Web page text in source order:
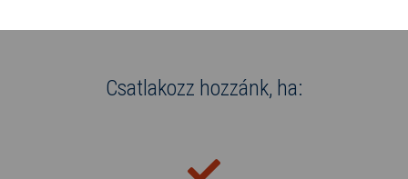
Csatlakozz hozzánk, ha: